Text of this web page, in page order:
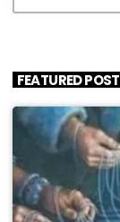
FEATURED POST